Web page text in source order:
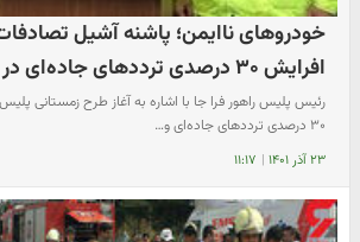
خودروهای ناایمن؛ پاشنه آشیل
افرایش ۳۰ درصدی ترددهای جاده‌ای در زمستان
رئیس پلیس راهور فرا جا با اشاره به آغاز طرح زمستانی
۳۰ درصدی ترددهای جاده‌ای و…
۲۳ آذر ۱۴۰۱ | ۱۱:۱۷